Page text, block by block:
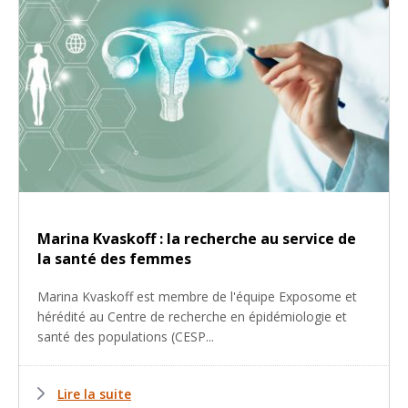
Marina Kvaskoff : la recherche au service de
la santé des femmes
Marina Kvaskoff est membre de l'équipe Exposome et
hérédité au Centre de recherche en épidémiologie et
santé des populations (CESP...
Lire la suite